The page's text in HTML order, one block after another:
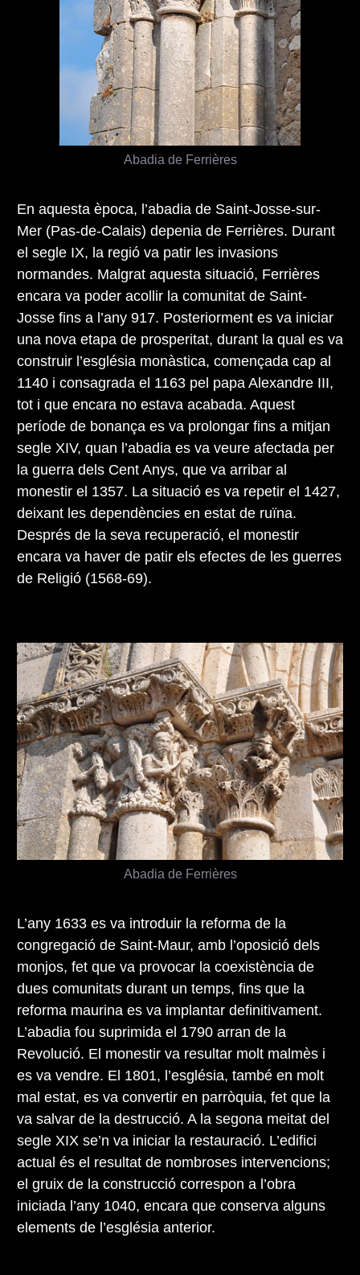
Abadia de Ferrières
En aquesta època, l’abadia de Saint-Josse-sur-
Mer (Pas-de-Calais) depenia de Ferrières. Durant
el segle IX, la regió va patir les invasions
normandes. Malgrat aquesta situació, Ferrières
encara va poder acollir la comunitat de Saint-
Josse fins a l’any 917. Posteriorment es va iniciar
una nova etapa de prosperitat, durant la qual es va
construir l’església monàstica, començada cap al
1140 i consagrada el 1163 pel papa Alexandre III,
tot i que encara no estava acabada. Aquest
període de bonança es va prolongar fins a mitjan
segle XIV, quan l’abadia es va veure afectada per
la guerra dels Cent Anys, que va arribar al
monestir el 1357. La situació es va repetir el 1427,
deixant les dependències en estat de ruïna.
Després de la seva recuperació, el monestir
encara va haver de patir els efectes de les guerres
de Religió (1568-69).
L’any 1633 es va introduir la reforma de la
congregació de Saint-Maur, amb l’oposició dels
monjos, fet que va provocar la coexistència de
dues comunitats durant un temps, fins que la
reforma maurina es va implantar definitivament.
L’abadia fou suprimida el 1790 arran de la
Revolució. El monestir va resultar molt malmès i
es va vendre. El 1801, l’església, també en molt
mal estat, es va convertir en parròquia, fet que la
va salvar de la destrucció. A la segona meitat del
segle XIX se’n va iniciar la restauració. L’edifici
actual és el resultat de nombroses intervencions;
el gruix de la construcció correspon a l’obra
iniciada l’any 1040, encara que conserva alguns
elements de l’església anterior.
Abadia de Ferrières